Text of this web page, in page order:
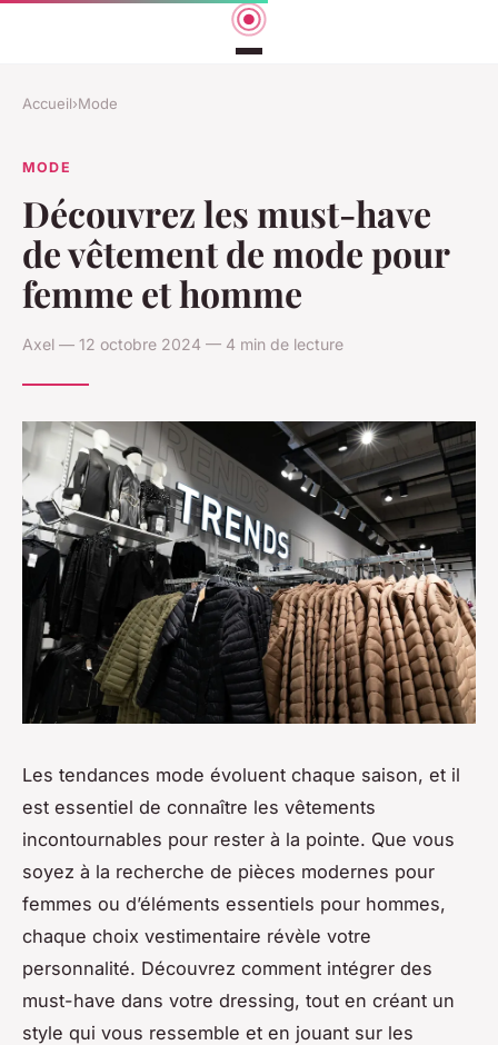
Accueil›Mode
MODE
Découvrez les must-have
de vêtement de mode pour
femme et homme
Axel — 12 octobre 2024 — 4 min de lecture
Les tendances mode évoluent chaque saison, et il
est essentiel de connaître les vêtements
incontournables pour rester à la pointe. Que vous
soyez à la recherche de pièces modernes pour
femmes ou d’éléments essentiels pour hommes,
chaque choix vestimentaire révèle votre
personnalité. Découvrez comment intégrer des
must-have dans votre dressing, tout en créant un
style qui vous ressemble et en jouant sur les